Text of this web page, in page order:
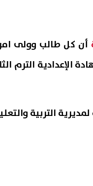
أن كل طالب وولى
الإعدادية الترم
التربية